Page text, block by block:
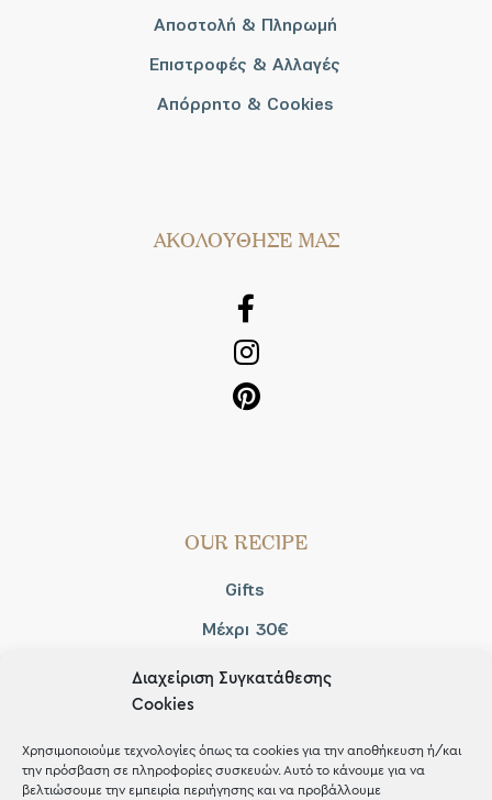
Διαχείριση Συγκατάθεσης
Cookies
Χρησιμοποιούμε τεχνολογίες όπως τα cookies για την αποθήκευση ή/και
την πρόσβαση σε πληροφορίες συσκευών. Αυτό το κάνουμε για να
βελτιώσουμε την εμπειρία περιήγησης και να προβάλλουμε
Αποστολή & Πληρωμή
Επιστροφές & Αλλαγές
Απόρρητο & Cookies
AΚΟΛΟΥΘΗΣΕ ΜΑΣ
OUR RECIPE
Gifts
Μέχρι 30€
Blog
Shop the look